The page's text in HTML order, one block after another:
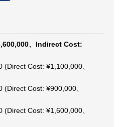
、Indirect Cost:
Cost: ¥1,100,000、
Cost: ¥900,000、
Cost: ¥1,600,000、